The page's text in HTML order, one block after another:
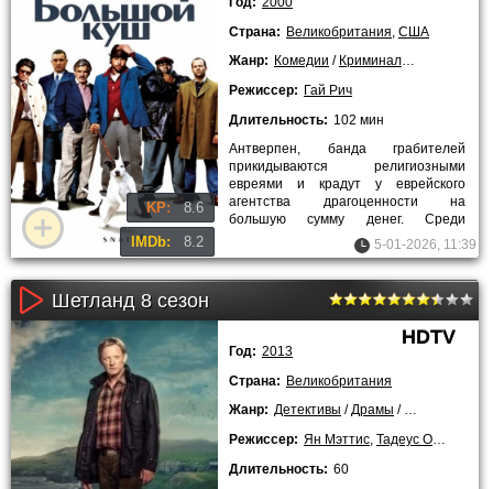
KP: 8.6
IMDb: 8.2
Страна: Великобритания США
Жанр: Комедии / Криминальные
Режиссер: Гай Рич
Длительность: 102 мин
Антверпен, банда грабителей
прикидываются религиозными
евреями и крадут у еврейского
агентства драгоценности на
большую сумму денег. Среди
украденного есть бриллиант в 86
карат, который
5-01-2026, 11:39
Шетланд 8 сезон
HDTV
Год: 2013
Страна: Великобритания
Жанр: Детективы /Драмы /
Режиссер: Ян Мэттис, Тадеус О’Салливан
Длительность: 60